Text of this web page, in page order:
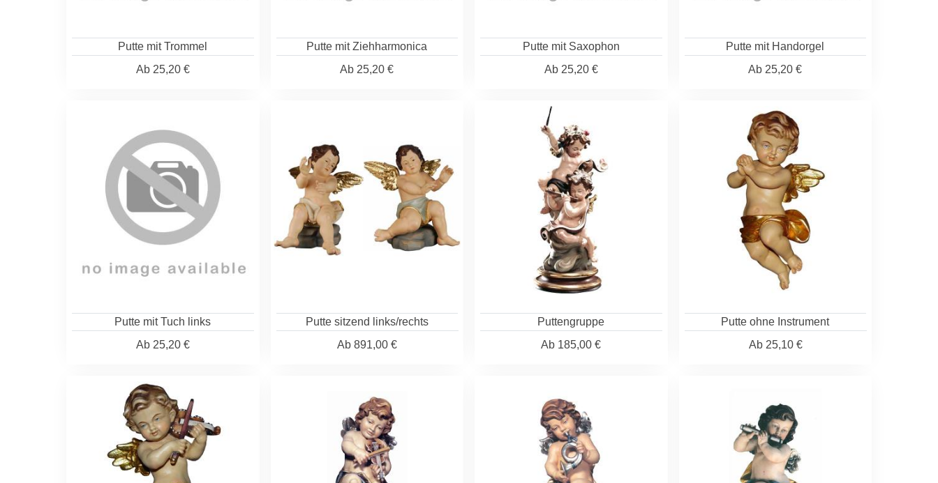
Putte mit Trommel
Ab25,20 €
Putte mit Ziehharmonica
Ab 25,20 €
Putte mit Saxophon
Ab25,20 €
Putte mit Handorgel
Ab 25,20 €
Putte mit Tuch links
Ab25,20 €
Putte sitzend links/rechts
Ab891,00 €
Puttengruppe
Ab 185,00 €
Putte ohne Instrument
Ab25,10 €